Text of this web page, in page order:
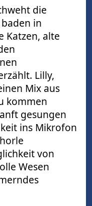
die
in
Katzen, alte
Lilly,
Mix aus
kommen
gesungen
ins Mikrofon
von
Wesen